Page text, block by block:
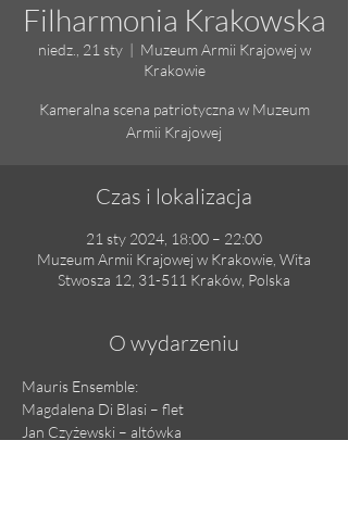
Filharmonia Krakowska
niedz., 21 sty
  |
Muzeum Armii Krajowej w
Krakowie
Kameralna scena patriotyczna w Muzeum
Armii Krajowej
Czas i lokalizacja
21 sty 2024, 18:00 – 22:00
Muzeum Armii Krajowej w Krakowie, Wita
Stwosza 12, 31-511 Kraków, Polska
O wydarzeniu
Mauris Ensemble:
Magdalena Di Blasi – flet
Jan Czyżewski – altówka